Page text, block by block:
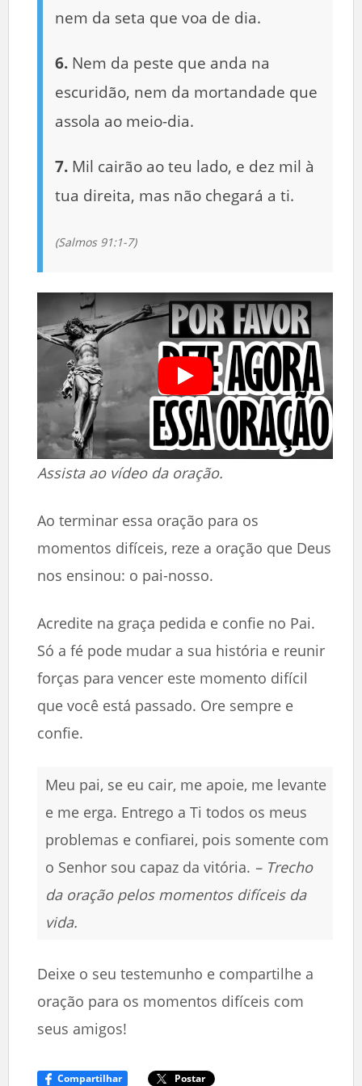
nem da seta que voa de dia.
6. Nem da peste que anda na
escuridão, nem da mortandade que
assola ao meio-dia.
7. Mil cairão ao teu lado, e dez mil à
tua direita, mas não chegará a ti.
(Salmos 91:1-7)
Assista ao vídeo da oração.
Ao terminar essa oração para os
momentos difíceis, reze a oração que Deus
nos ensinou: o pai-nosso.
Acredite na graça pedida e confie no Pai.
Só a fé pode mudar a sua história e reunir
forças para vencer este momento difícil
que você está passado. Ore sempre e
confie.
Meu pai, se eu cair, me apoie, me levante
e me erga. Entrego a Ti todos os meus
problemas e confiarei, pois somente com
o Senhor sou capaz da vitória. – Trecho
da oração pelos momentos difíceis da
vida.
Deixe o seu testemunho e compartilhe a
oração para os momentos difíceis com
seus amigos!
Compartilhar Postar